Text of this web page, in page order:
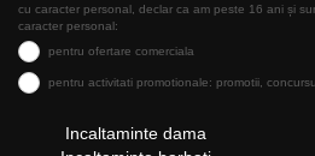
cu caracter personal, declar ca am peste 16 ani și
caracter personal:
pentru ofertare comerciala
pentru activitati promotionale: promotii,
Incaltaminte dama